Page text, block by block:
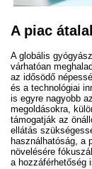
A piac
A globális
várhatóan
az idősödő
és a technológiai
is egyre nagyobb
megoldásokra,
támogatják az
ellátás
használhatóság, a
növelésére
a hozzáférhetőség